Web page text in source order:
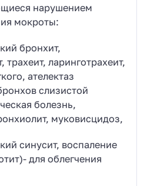
нарушением
мокроты:
бронхит,
ларинготрахеит,
ателектаз
слизистой
болезнь,
муковисцидоз,
синусит, воспаление
для облегчения